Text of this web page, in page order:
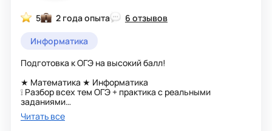
5 2 года опыта
6 отзывов
Информатика
Подготовка к ОГЭ на высокий балл!
★ Математика ★ Информатика
❕ Разбор всех тем ОГЭ + практика с реальными
заданиями
❕ Понятное объяснение сложных тем
❕ Повышение уверенности на экзамене
Читать все